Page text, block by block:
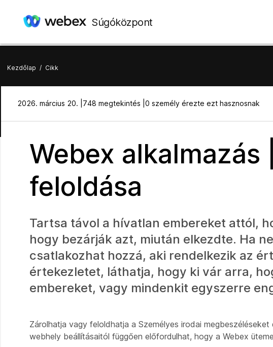
Súgóközpont
Kezdőlap / Cikk
2026. március 20. | 748 megtekintés | 0 személy érezte ezt hasznosnak
Webex alkalmazás
feloldása
Tartsa távol a hívatlan embereket attól,
hogy bezárják azt, miután elkezdte. Ha
csatlakozhat hozzá, aki rendelkezik az
értekezletet, láthatja, hogy ki vár arra,
embereket, vagy mindenkit egyszerre
Zárolhatja vagy feloldhatja a Személyes irodai megbeszéléseket
webhely beállításaitól függően előfordulhat, hogy a Webex